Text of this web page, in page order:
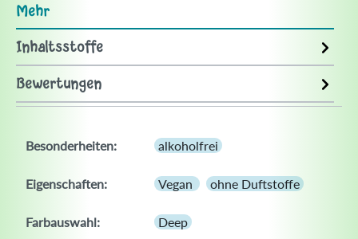
Mehr
Inhaltsstoffe
Bewertungen
Besonderheiten: alkoholfrei
Eigenschaften: Vegan ohne Duftstoffe
Farbauswahl: Deep